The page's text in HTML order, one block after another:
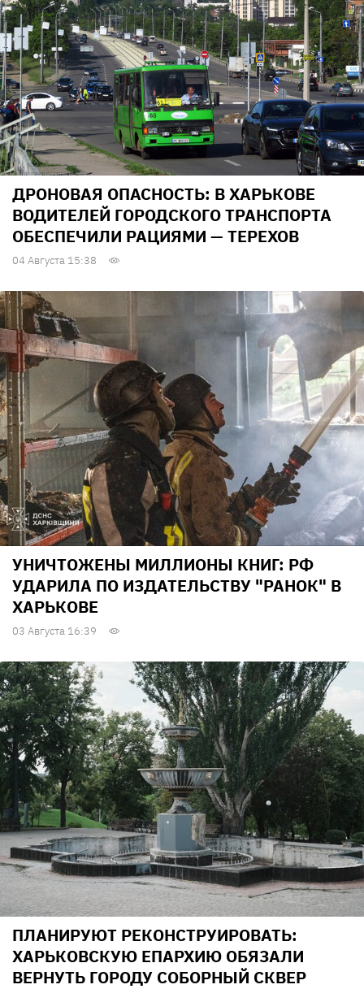
ДРОНОВАЯ ОПАСНОСТЬ: В ХАРЬКОВЕ
ВОДИТЕЛЕЙ ГОРОДСКОГО ТРАНСПОРТА
ОБЕСПЕЧИЛИ РАЦИЯМИ — ТЕРЕХОВ
04 Августа 15:38
УНИЧТОЖЕНЫ МИЛЛИОНЫ КНИГ: РФ
УДАРИЛА ПО ИЗДАТЕЛЬСТВУ "РАНОК" В
ХАРЬКОВЕ
03 Августа 16:39
ПЛАНИРУЮТ РЕКОНСТРУИРОВАТЬ:
ХАРЬКОВСКУЮ ЕПАРХИЮ ОБЯЗАЛИ
ВЕРНУТЬ ГОРОДУ СОБОРНЫЙ СКВЕР